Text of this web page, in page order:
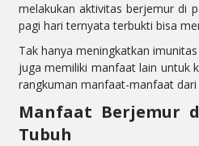
melakukan aktivitas berjemur di
pagi hari ternyata terbukti bisa
Tak hanya meningkatkan
juga memiliki manfaat lain untuk
rangkuman manfaat-manfaat
Manfaat Berjemur
Tubuh